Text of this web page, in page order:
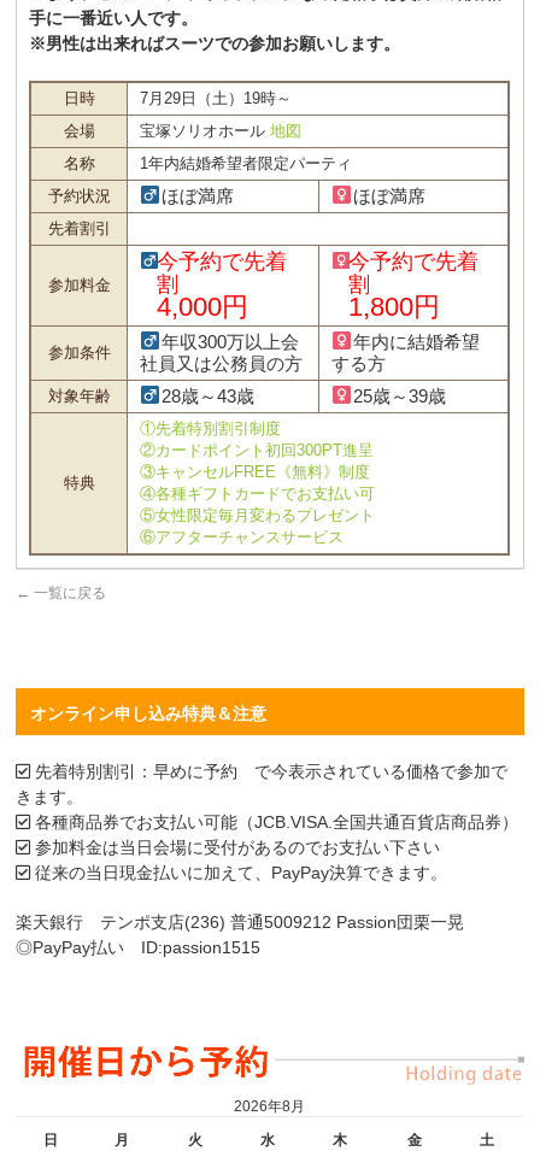
手に一番近い人です。
※男性は出来ればスーツでの参加お願いします。
日時
7月29日（土）19時～
会場
宝塚ソリオホール地図
名称
1年内結婚希望者限定パーティ
予約状況
ほぼ満席 ほぼ満席
先着割引
参加料金
今予約で先着
割
4,000円
今予約で先着
割
1,800円
参加条件
年収300万以上会
社員又は公務員の方
年内に結婚希望
する方
対象年齢 28歳～43歳 25歳～39歳
特典
①先着特別割引制度
②カードポイント初回300PT進呈
③キャンセルFREE《無料》制度
④各種ギフトカードでお支払い可
⑤女性限定毎月変わるプレゼント
⑥アフターチャンスサービス
← 一覧に戻る
オンライン申し込み特典＆注意
先着特別割引：早めに予約 で今表示されている価格で参加で
きます。
各種商品券でお支払い可能（JCB.VISA.全国共通百貨店商品券）
参加料金は当日会場に受付があるのでお支払い下さい
従来の当日現金払いに加えて、PayPay決算できます。
楽天銀行 テンポ支店(236) 普通5009212 Passion団栗一晃
◎PayPay払い ID:passion1515
2026年8月
日
月 火 水 木 金 土